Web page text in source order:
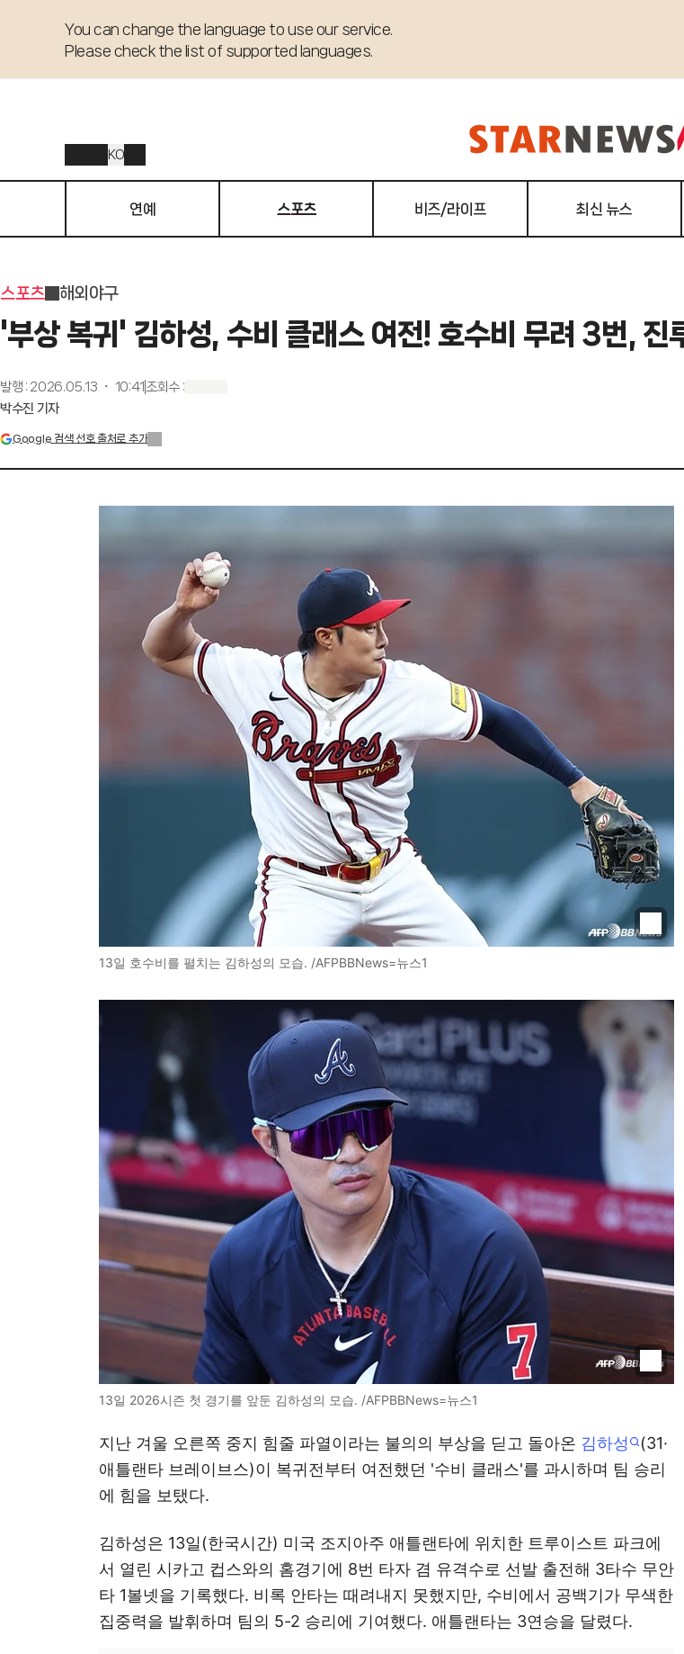
You can change the language to use our service.
Please check the list of supported languages.
KO
연예 스포츠 비즈/라이프 최신 뉴스
스포츠 해외야구
'부상 복귀' 김하성, 수비 클래스 여전! 호수비 무려 3번,
발행 : 2026.05.13 ・ 10:41 조회수:
박수진 기자
Google 검색 선호 출처로 추가
13일 호수비를 펼치는 김하성의 모습. /AFPBBNews=뉴스1
13일 2026시즌 첫 경기를 앞둔 김하성의 모습. /AFPBBNews=뉴스1
지난 겨울 오른쪽 중지 힘줄 파열이라는 불의의 부상을 딛고 돌아온 김하성
(31·
애틀랜타 브레이브스)이 복귀전부터 여전했던 '수비 클래스'를 과시하며 팀 승리
에 힘을 보탰다.
김하성은 13일(한국시간) 미국 조지아주 애틀랜타에 위치한 트루이스트 파크에
서 열린 시카고 컵스와의 홈경기에 8번 타자 겸 유격수로 선발 출전해 3타수 무안
타 1볼넷을 기록했다. 비록 안타는 때려내지 못했지만, 수비에서 공백기가 무색한
집중력을 발휘하며 팀의 5-2 승리에 기여했다. 애틀랜타는 3연승을 달렸다.